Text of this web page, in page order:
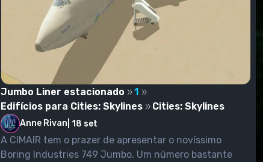
Jumbo Liner estacionado
1
Edifícios para Cities: Skylines
Cities: Skylines
Anne Rivan 18 set
A CIMAIR tem o prazer de apresentar o novíssimo
Boring Industries 749 Jumbo. Um número bastante